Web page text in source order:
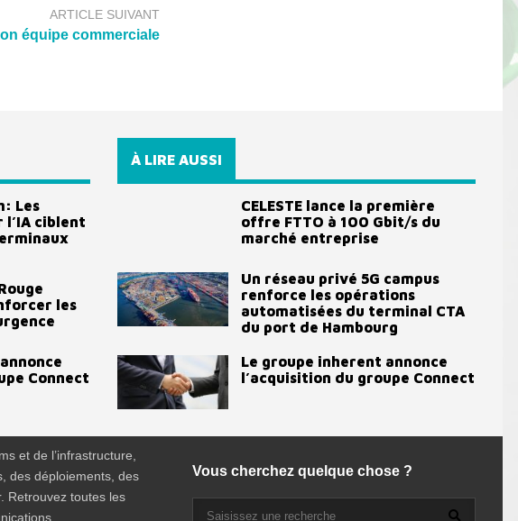
ARTICLE SUIVANT
équipe commerciale
Les
l’IA ciblent
les
Connect
À LIRE AUSSI
CELESTE lance la première
offre FTTO à 100 Gbit/s du
marché entreprise
Un réseau privé 5G campus
renforce les opérations
automatisées du terminal CTA
du port de Hambourg
Le groupe inherent annonce
l’acquisition du groupe Connect
et de l’infrastructure,
des déploiements, des
Retrouvez toutes les
Vous cherchez quelque chose ?